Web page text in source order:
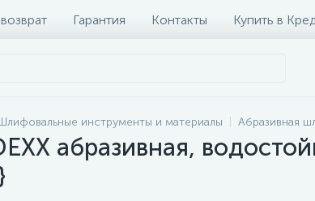
Гарантия Контакты Купить в
инструменты и материалы Абразивная
абразивная,